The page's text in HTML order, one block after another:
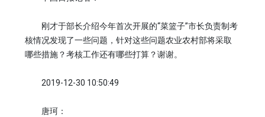
刚才于部长介绍今年首次开展的“菜篮子”市长负责制考
核情况发现了一些问题，针对这些问题农业农村部将采取
哪些措施？考核工作还有哪些打算？谢谢。
2019-12-30 10:50:49
唐珂：